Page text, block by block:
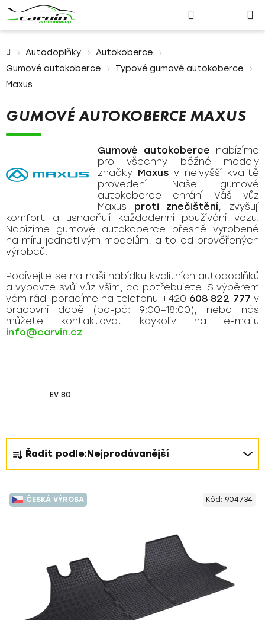
Přihlášení
košík
Autodoplňky
Autokoberce
Gumové autokoberce
Typové gumové autokoberce
Maxus
GUMOVÉ AUTOKOBERCE MAXUS
Gumové autokoberce nabízíme
pro všechny běžné modely
značky Maxus v nejvyšší kvalitě
provedení. Naše gumové
autokoberce chrání Váš vůz
Maxus proti znečištění, zvyšují
komfort a usnadňují každodenní používání vozu.
Nabízíme gumové autokoberce přesně vyrobené
na míru jednotlivým modelům, a to od prověřených
výrobců.
Podívejte se na naši nabídku kvalitních autodoplňků
a vybavte svůj vůz vším, co potřebujete. S výběrem
vám rádi poradíme na telefonu +420 608 822 777 v
pracovní době (po-pá: 9:00–18:00), nebo nás
můžete kontaktovat kdykoliv na e-mailu
info@carvin.cz.
EV 80
Ř
a
z
e
n
Řadit podle:Nejprodávanější
V
ý
ČESKÁ VÝROBA Kód: 904734